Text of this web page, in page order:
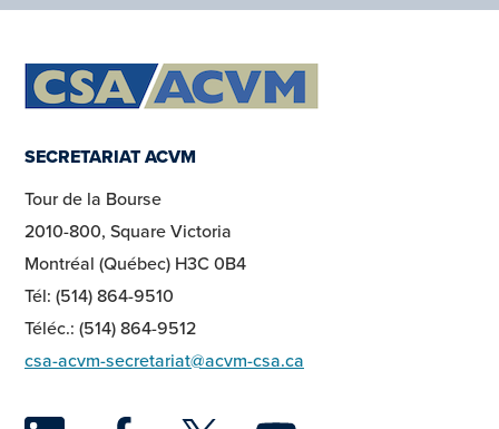
SECRETARIAT ACVM
Tour de la Bourse
2010-800, Square Victoria
Montréal (Québec) H3C 0B4
Tél: (514) 864-9510
Téléc.: (514) 864-9512
csa-acvm-secretariat@acvm-csa.ca